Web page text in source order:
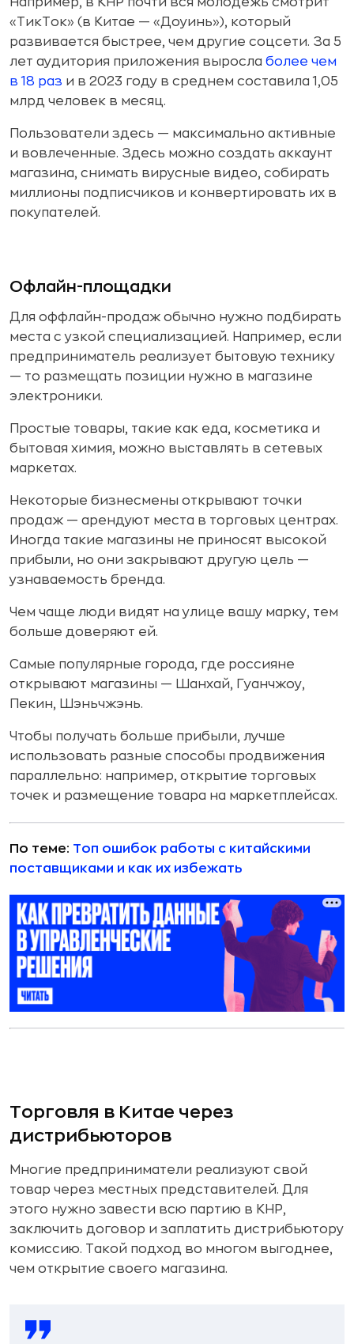
«ТикТок» (в Китае — «Доуинь»), который
развивается быстрее, чем другие соцсети. За 5
лет аудитория приложения выросла более чем
в 18 раз и в 2023 году в среднем составила 1,05
млрд человек в месяц.
Пользователи здесь — максимально активные
и вовлеченные. Здесь можно создать аккаунт
магазина, снимать вирусные видео, собирать
миллионы подписчиков и конвертировать их в
покупателей.
Офлайн-площадки
Для оффлайн-продаж обычно нужно подбирать
места с узкой специализацией. Например, если
предприниматель реализует бытовую технику
— то размещать позиции нужно в магазине
электроники.
Простые товары, такие как еда, косметика и
бытовая химия, можно выставлять в сетевых
маркетах.
Некоторые бизнесмены открывают точки
продаж — арендуют места в торговых центрах.
Иногда такие магазины не приносят высокой
прибыли, но они закрывают другую цель —
узнаваемость бренда.
Чем чаще люди видят на улице вашу марку, тем
больше доверяют ей.
Самые популярные города, где россияне
открывают магазины — Шанхай, Гуанчжоу,
Пекин, Шэньчжэнь.
Чтобы получать больше прибыли, лучше
использовать разные способы продвижения
параллельно: например, открытие торговых
точек и размещение товара на маркетплейсах.
По теме: Топ ошибок работы с китайскими
поставщиками и как их избежать
Торговля в Китае через
дистрибьюторов
Многие предприниматели реализуют свой
товар через местных представителей. Для
этого нужно завести всю партию в КНР,
заключить договор и заплатить дистрибьютору
комиссию. Такой подход во многом выгоднее,
чем открытие своего магазина.